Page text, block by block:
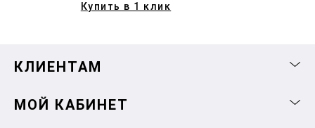
Купить в 1 клик
КЛИЕНТАМ
МОЙ КАБИНЕТ